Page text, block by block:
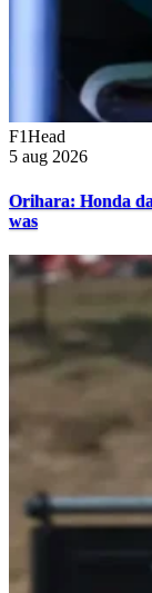
F1Head
5 aug 2026
Orihara: Honda
was